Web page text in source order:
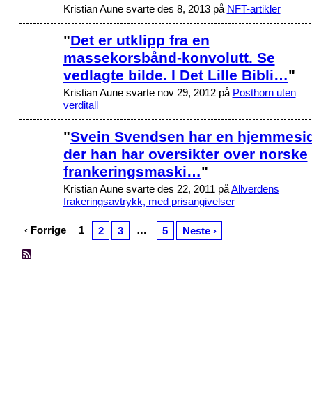
Kristian Aune svarte des 8, 2013 på NFT-artikler
"Det er utklipp fra en
massekorsbånd-konvolutt. Se
vedlagte bilde. I Det Lille Bibli…"
Kristian Aune svarte nov 29, 2012 på Posthorn uten
verditall
"Svein Svendsen har en
der han har oversikter over norske
frankeringsmaski…"
Kristian Aune svarte des 22, 2011 påAllverdens
frakeringsavtrykk, med prisangivelser
‹ Forrige 1 2 3 … 5 Neste ›